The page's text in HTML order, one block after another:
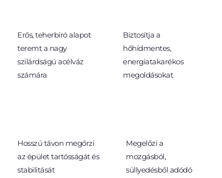
Erős, teherbíró alapot
teremt a nagy
szilárdságú acélváz
számára
Biztosítja a
hőhídmentes,
energiatakarékos
megoldásokat
Hosszú távon megőrzi
az épület tartósságát és
stabilitását
Megelőzi a
mozgásból,
süllyedésből adódó